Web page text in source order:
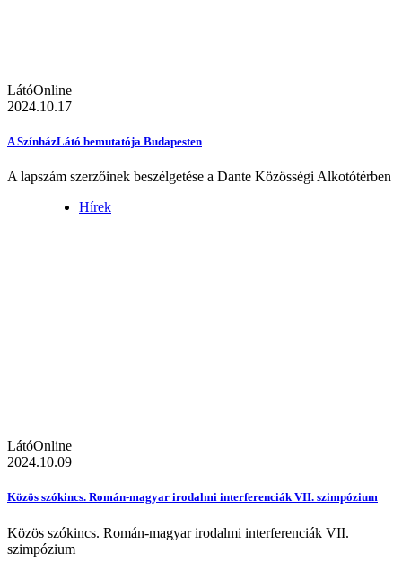
LátóOnline
2024.10.17
A SzínházLátó bemutatója Budapesten
A lapszám szerzőinek beszélgetése a Dante Közösségi Alkotótérben
Hírek
LátóOnline
2024.10.09
Közös szókincs. Román-magyar irodalmi interferenciák VII. szimpózium
Közös szókincs. Román-magyar irodalmi interferenciák VII.
szimpózium